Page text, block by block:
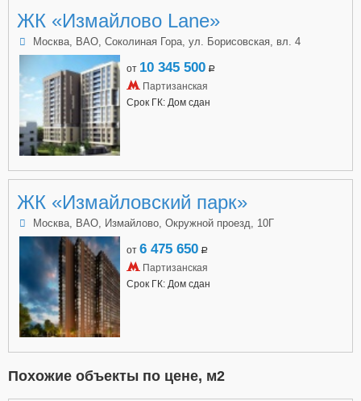
ЖК «Измайлово Lane»
Москва, ВАО, Соколиная Гора, ул. Борисовская, вл. 4
от 10 345 500 a
Партизанская
Срок ГК: Дом сдан
ЖК «Измайловский парк»
Москва, ВАО, Измайлово, Окружной проезд, 10Г
от 6 475 650 a
Партизанская
Срок ГК: Дом сдан
Похожие объекты по цене, м2